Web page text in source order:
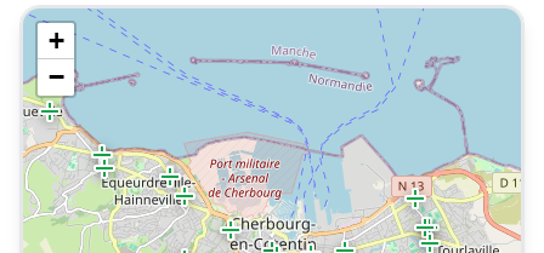
+
−